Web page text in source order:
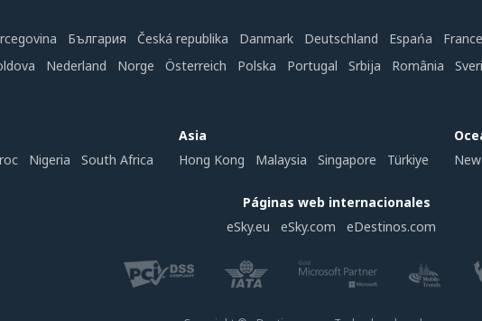
България Česká republika Danmark Deutschland Espańa France
Nederland Norge Österreich Polska Portugal Srbija România
Nigeria South Africa
Asia
Hong Kong
Malaysia Singapore Türkiye
Páginas web internacionales
eSky.eu
eSky.com eDestinos.com